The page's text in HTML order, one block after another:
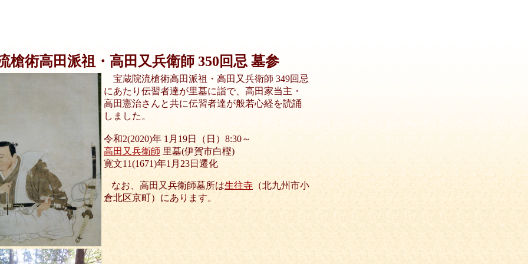
槍術高田派祖・高田又兵衛師 350回忌 墓参
宝蔵院流槍術高田派祖・高田又兵衛師 349回忌
にあたり伝習者達が里墓に詣で、高田家当主・
高田憲治さんと共に伝習者達が般若心経を読誦
しました。
令和2(2020)年 1月19日（日）8:30～
高田又兵衛師 里墓(伊賀市白樫)
寛文11(1671)年1月23日遷化
なお、高田又兵衛師墓所は生往寺 （北九州市小
倉北区京町）にあります。